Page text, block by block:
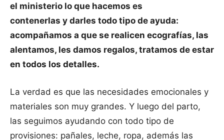
el ministerio lo que hacemos es
contenerlas y darles todo tipo de ayuda:
acompañamos a que se realicen ecografías, las
alentamos, les damos regalos, tratamos de estar
en todos los detalles.
La verdad es que las necesidades emocionales y
materiales son muy grandes. Y luego del parto,
las seguimos ayudando con todo tipo de
provisiones: pañales, leche, ropa, además las